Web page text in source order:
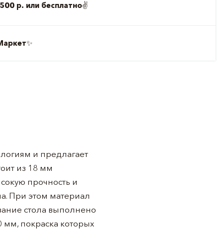
р. или бесплатно✌️
✨
и предлагает
из 18 мм
прочность и
При этом материал
стола выполнено
мм, покраска которых